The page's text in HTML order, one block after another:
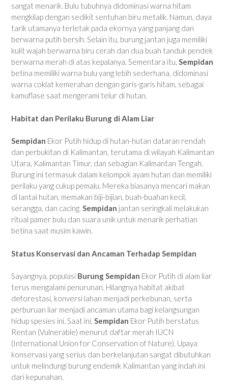
sangat menarik. Bulu tubuhnya didominasi warna hitam
mengkilap dengan sedikit sentuhan biru metalik. Namun, daya
tarik utamanya terletak pada ekornya yang panjang dan
berwarna putih bersih. Selain itu, burung jantan juga memiliki
kulit wajah berwarna biru cerah dan dua buah tanduk pendek
berwarna merah di atas kepalanya. Sementara itu, Sempidan
betina memiliki warna bulu yang lebih sederhana, didominasi
warna coklat kemerahan dengan garis-garis hitam, sebagai
kamuflase saat mengerami telur di hutan.
Habitat dan Perilaku Burung di Alam Liar
Sempidan Ekor Putih hidup di hutan-hutan dataran rendah
dan perbukitan di Kalimantan, terutama di wilayah Kalimantan
Utara, Kalimantan Timur, dan sebagian Kalimantan Tengah.
Burung ini termasuk dalam kelompok ayam hutan dan memiliki
perilaku yang cukup pemalu. Mereka biasanya mencari makan
di lantai hutan, memakan biji-bijian, buah-buahan kecil,
serangga, dan cacing. Sempidan jantan seringkali melakukan
ritual pamer bulu dan suara unik untuk menarik perhatian
betina saat musim kawin.
Status Konservasi dan Ancaman Terhadap Sempidan
Sayangnya, populasi Burung Sempidan Ekor Putih di alam liar
terus mengalami penurunan. Hilangnya habitat akibat
deforestasi, konversi lahan menjadi perkebunan, serta
perburuan liar menjadi ancaman utama bagi kelangsungan
hidup spesies ini. Saat ini, Sempidan Ekor Putih berstatus
Rentan (Vulnerable) menurut daftar merah IUCN
(International Union for Conservation of Nature). Upaya
konservasi yang serius dan berkelanjutan sangat dibutuhkan
untuk melindungi burung endemik Kalimantan yang indah ini
dari kepunahan.